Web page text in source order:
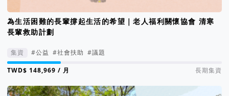
為生活困難的長輩撐起生活的希望｜老人福利關懷協會 清寒
長輩救助計劃
集資 #公益 #社會扶助 #議題
集資進度 25%
/ 月 長期集資